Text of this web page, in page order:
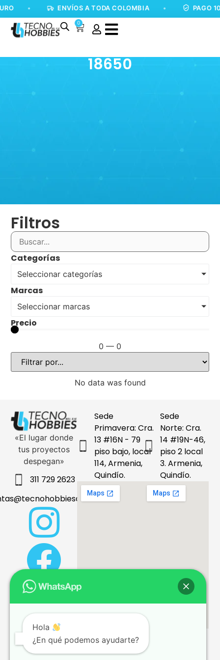
ENVÍOS A TODA COLOMBIA PAGO
0
18650
Filtros
Categorías
Seleccionar categorías
Marcas
Seleccionar marcas
Precio
0 — 0
No data was found
«El lugar donde
tus proyectos
despegan»
311 729 2623
Sede
Primavera: Cra.
13 #16N - 79
piso bajo, local
114, Armenia,
Quindío.
Sede
Norte: Cra.
14 #19N-46,
piso 2 local
3. Armenia,
Quindío.
Hola
¿En qué podemos ayudarte?